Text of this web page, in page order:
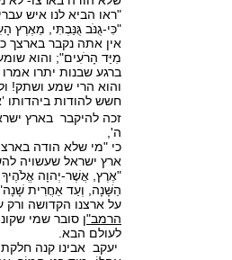
"ראו הביא לנו איש
"כִּי-גֻנֹּב גֻּנַּבְתִּי, מֵאֶרֶץ
אין אתה נקבר בארצך
מִיַּד הָרֹעִים"; והוא
ברגע שבנות יתרו
והוא הרי שמע ושתק!
חשש להודות ביהדותו '
זכה להיקבר בארץ
ה',
כי "מי שלא הודה
ארץ ישראל שעשויה
"אֶרֶץ, אֲשֶׁר-יְהוָה
הַשָּׁנָה, וְעַד אַחֲרִית
על ארצנו הקדושה ורק
הרמב"ן סובר שמי
לעולם הבא.
יעקב אבינו קנה